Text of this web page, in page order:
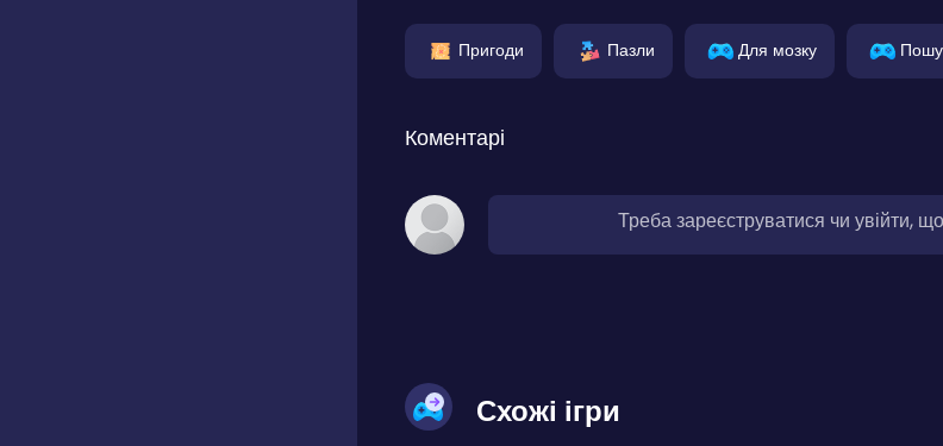
Пригоди Пазли Для мозку
Коментарі
Треба зареєструватися чи увійти,
Схожі ігри